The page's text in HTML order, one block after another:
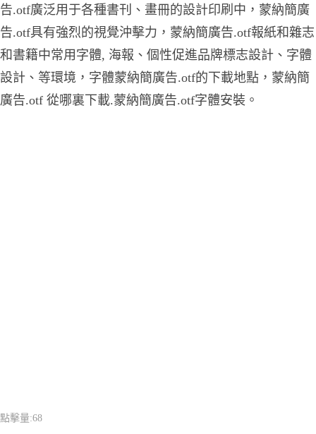
告.otf廣泛用于各種書刊、畫冊的設計印刷中，蒙納簡廣
告.otf具有強烈的視覺沖擊力，蒙納簡廣告.otf報紙和雜志
和書籍中常用字體, 海報、個性促進品牌標志設計、字體
設計、等環境，字體蒙納簡廣告.otf的下載地點，蒙納簡
廣告.otf 從哪裏下載.蒙納簡廣告.otf字體安裝。
點擊量:68